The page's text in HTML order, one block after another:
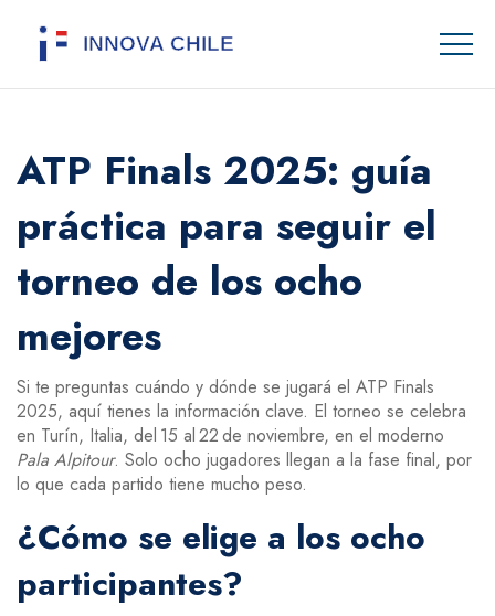
ATP Finals 2025: guía
práctica para seguir el
torneo de los ocho
mejores
Si te preguntas cuándo y dónde se jugará el ATP Finals
2025, aquí tienes la información clave. El torneo se celebra
en Turín, Italia, del 15 al 22 de noviembre, en el moderno
Pala Alpitour. Solo ocho jugadores llegan a la fase final, por
lo que cada partido tiene mucho peso.
¿Cómo se elige a los ocho
participantes?